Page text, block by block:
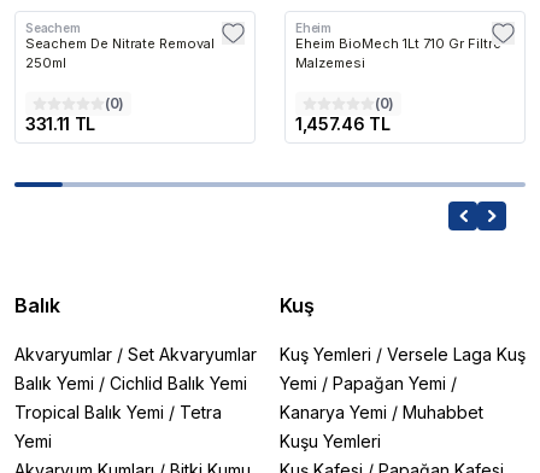
Seachem
Seachem De Nitrate Removal
250ml
(0)
331.11 TL
Eheim
Eheim BioMech 1Lt 710 Gr Filtre
Malzemesi
(0)
1,457.46 TL
Balık
Akvaryumlar / Set Akvaryumlar
Balık Yemi / Cichlid Balık Yemi
Tropical Balık Yemi / Tetra
Yemi
Kuş
Kuş Yemleri / Versele Laga Kuş
Yemi / Papağan Yemi /
Kanarya Yemi / Muhabbet
Kuşu Yemleri